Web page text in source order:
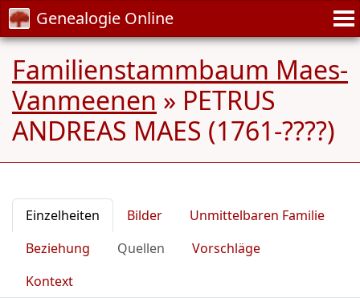
Genealogie Online
Familienstammbaum Maes-
Vanmeenen » PETRUS
ANDREAS MAES (1761-????)
Einzelheiten Bilder
Unmittelbaren Familie
Beziehung
Quellen
Vorschläge
Kontext